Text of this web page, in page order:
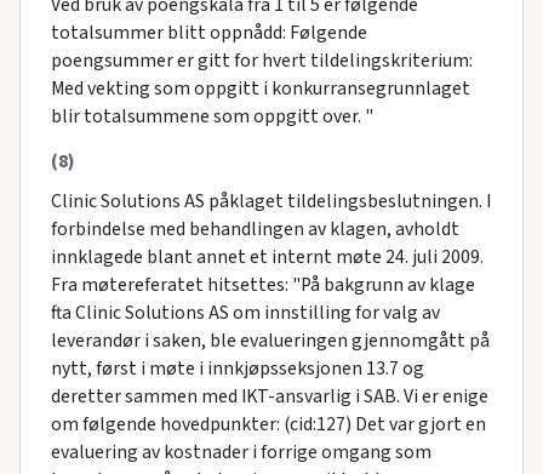
totalsummer blitt oppnådd: Følgende
poengsummer er gitt for hvert tildelingskriterium:
Med vekting som oppgitt i konkurransegrunnlaget
blir totalsummene som oppgitt over. "
(8)
Clinic Solutions AS påklaget tildelingsbeslutningen. I
forbindelse med behandlingen av klagen, avholdt
innklagede blant annet et internt møte 24. juli 2009.
Fra møtereferatet hitsettes: "På bakgrunn av klage
fta Clinic Solutions AS om innstilling for valg av
leverandør i saken, ble evalueringen gjennomgått på
nytt, først i møte i innkjøpsseksjonen 13.7 og
deretter sammen med IKT-ansvarlig i SAB. Vi er enige
om følgende hovedpunkter: (cid:127) Det var gjort en
evaluering av kostnader i forrige omgang som